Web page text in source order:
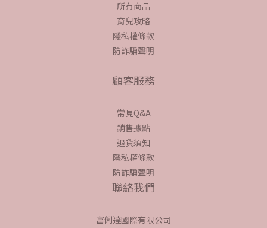
所有商品
育兒攻略
隱私權條款
防詐騙聲明
顧客服務
常見Q&A
銷售據點
退貨須知
隱私權條款
防詐騙聲明
聯絡我們
富俐達國際有限公司